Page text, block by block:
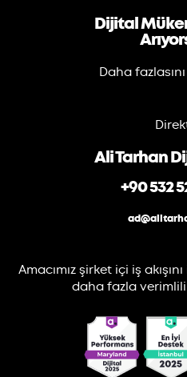
Dijital
Daha
Ali Tarhan
+90 532
Amacımız şirket içi iş
daha fazla